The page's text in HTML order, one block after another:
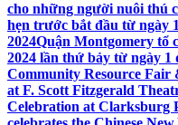
cho những người nuôi thú
hẹn trước bắt đầu từ ngày
2024Quận Montgomery tổ
2024 lần thứ bảy từ ngày 1
Community Resource Fair
at F. Scott Fitzgerald
Celebration at Clarksburg